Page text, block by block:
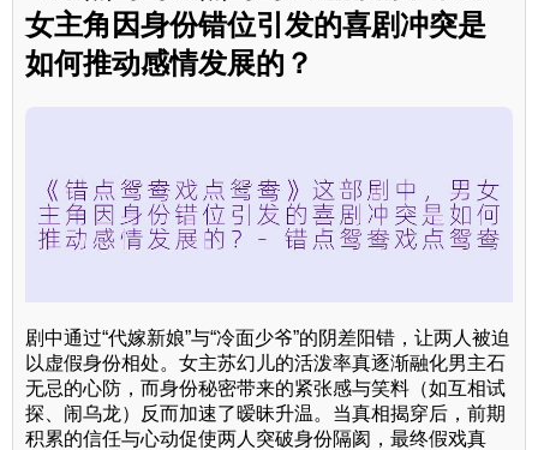
女主角因身份错位引发的喜剧冲突是
如何推动感情发展的？
剧中通过“代嫁新娘”与“冷面少爷”的阴差阳错，让两人被迫
以虚假身份相处。女主苏幻儿的活泼率真逐渐融化男主石
无忌的心防，而身份秘密带来的紧张感与笑料（如互相试
探、闹乌龙）反而加速了暧昧升温。当真相揭穿后，前期
积累的信任与心动促使两人突破身份隔阂，最终假戏真